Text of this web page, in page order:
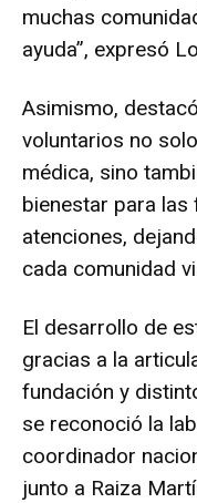
muchas
ayuda”, expresó
Asimismo,
voluntarios no
médica, sino
bienestar para las
atenciones,
cada comunidad
El desarrollo de
gracias a la
fundación y
se reconoció la
coordinador
junto a Raiza